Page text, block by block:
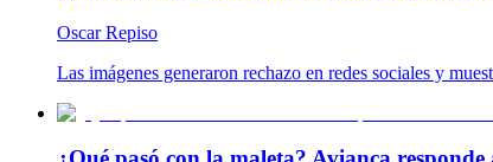
Oscar Repiso
Las imágenes generaron rechazo en redes sociales y